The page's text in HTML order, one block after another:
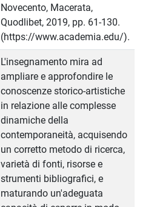
Novecento, Macerata,
Quodlibet, 2019, pp. 61-130.
(https://www.academia.edu/).
L'insegnamento mira ad
ampliare e approfondire le
conoscenze storico-artistiche
in relazione alle complesse
dinamiche della
contemporaneità, acquisendo
un corretto metodo di ricerca,
varietà di fonti, risorse e
strumenti bibliografici, e
maturando un'adeguata